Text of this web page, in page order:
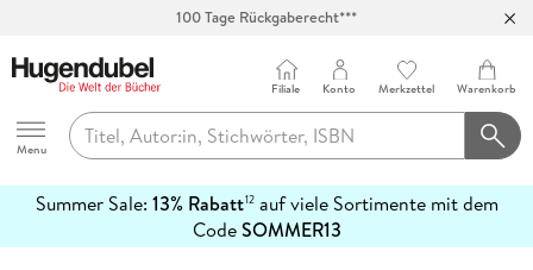
100 Tage Rückgaberecht***
Hugendubel
Menu
Filiale Konto Merkzettel Warenkorb
Summer Sale: 13% Rabatt12auf viele Sortimente mit dem
CodeSOMMER13
erfahren